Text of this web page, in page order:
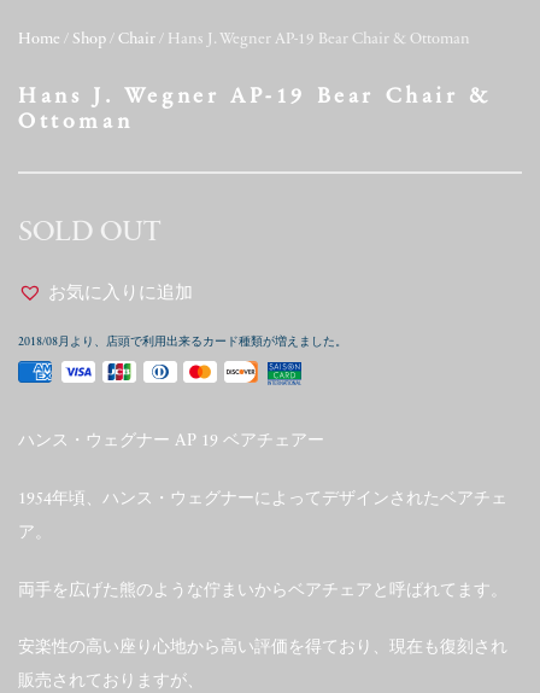
Home / Shop / Chair / Hans J. Wegner AP-19 Bear Chair & Ottoman
Hans J. Wegner AP-19 Bear Chair &
Ottoman
SOLD OUT
お気に入りに追加
2018/08月より、店頭で利用出来るカード種類が増えました。
ハンス・ウェグナー AP 19 ベアチェアー
1954年頃、ハンス・ウェグナーによってデザインされたベアチェ
ア。
両手を広げた熊のような佇まいからベアチェアと呼ばれてます。
安楽性の高い座り心地から高い評価を得ており、現在も復刻され
販売されておりますが、